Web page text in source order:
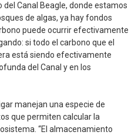
del Canal Beagle, donde estamos
de algas, ya hay fondos
puede ocurrir efectivamente
si todo el carbono que el
está siendo efectivamente
del Canal y en los
manejan una especie de
que permiten calcular la
“El almacenamiento